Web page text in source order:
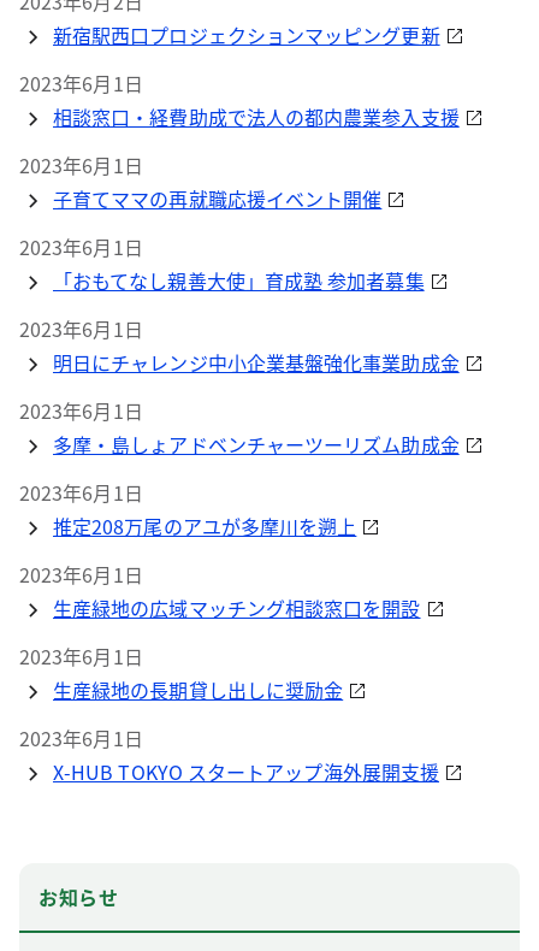
新宿駅西口プロジェクションマッピング更新
2023年6月1日
相談窓口・経費助成で法人の都内農業参入支援
2023年6月1日
子育てママの再就職応援イベント開催
2023年6月1日
「おもてなし親善大使」育成塾 参加者募集
2023年6月1日
明日にチャレンジ中小企業基盤強化事業助成金
2023年6月1日
多摩・島しょアドベンチャーツーリズム助成金
2023年6月1日
推定208万尾のアユが多摩川を遡上
2023年6月1日
生産緑地の広域マッチング相談窓口を開設
2023年6月1日
生産緑地の長期貸し出しに奨励金
2023年6月1日
X-HUB TOKYO スタートアップ海外展開支援
お知らせ